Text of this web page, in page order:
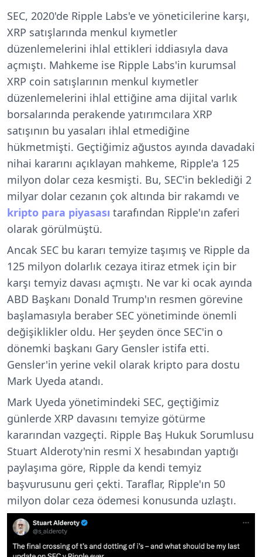
SEC, 2020'de Ripple Labs'e ve yöneticilerine karşı,
XRP satışlarında menkul kıymetler
düzenlemelerini ihlal ettikleri iddiasıyla dava
açmıştı. Mahkeme ise Ripple Labs'in kurumsal
XRP coin satışlarının menkul kıymetler
düzenlemelerini ihlal ettiğine ama dijital varlık
borsalarında perakende yatırımcılara XRP
satışının bu yasaları ihlal etmediğine
hükmetmişti. Geçtiğimiz ağustos ayında davadaki
nihai kararını açıklayan mahkeme, Ripple'a 125
milyon dolar ceza kesmişti. Bu, SEC'in beklediği 2
milyar dolar cezanın çok altında bir rakamdı ve
kripto para piyasası tarafından Ripple'ın zaferi
olarak görülmüştü.
Ancak SEC bu kararı temyize taşımış ve Ripple da
125 milyon dolarlık cezaya itiraz etmek için bir
karşı temyiz davası açmıştı. Ne var ki ocak ayında
ABD Başkanı Donald Trump'ın resmen görevine
başlamasıyla beraber SEC yönetiminde önemli
değişiklikler oldu. Her şeyden önce SEC'in o
dönemki başkanı Gary Gensler istifa etti.
Gensler'in yerine vekil olarak kripto para dostu
Mark Uyeda atandı.
Mark Uyeda yönetimindeki SEC, geçtiğimiz
günlerde XRP davasını temyize götürme
kararından vazgeçti. Ripple Baş Hukuk Sorumlusu
Stuart Alderoty'nin resmi X hesabından yaptığı
paylaşıma göre, Ripple da kendi temyiz
başvurusunu geri çekti. Taraflar, Ripple'ın 50
milyon dolar ceza ödemesi konusunda uzlaştı.